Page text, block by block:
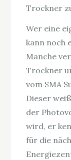
Trockner
Wer eine
kann noch
Manche
Trockner
vom SMA
Dieser
der
wird, er
für die